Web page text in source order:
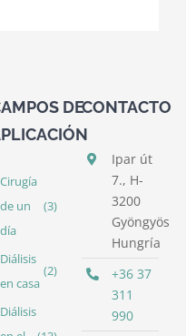
DE
Cirugía
de un
día
(3)
Diálisis
en casa
(2)
Diálisis
CONTACTO
Ipar út
7., H-
3200
Gyöngyös
Hungría
+36 37
311
990